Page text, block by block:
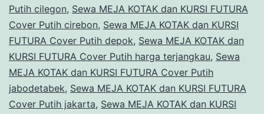
Putih cilegon, Sewa MEJA KOTAK dan KURSI FUTURA
Cover Putih cirebon, Sewa MEJA KOTAK dan KURSI
FUTURA Cover Putih depok, Sewa MEJA KOTAK dan
KURSI FUTURA Cover Putih harga terjangkau, Sewa
MEJA KOTAK dan KURSI FUTURA Cover Putih
jabodetabek, Sewa MEJA KOTAK dan KURSI FUTURA
Cover Putih jakarta, Sewa MEJA KOTAK dan KURSI